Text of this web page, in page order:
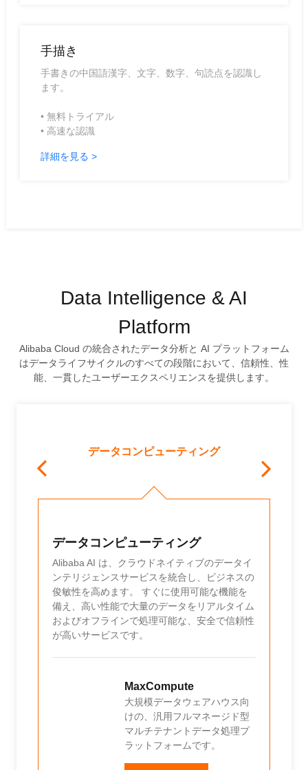
手描き
手書きの中国語漢字、文字、数字、句読点を認識し
ます。
• 無料トライアル
• 高速な認識
詳細を見る >
Data Intelligence & AI
Platform
Alibaba Cloud の統合されたデータ分析と AI プラットフォーム
はデータライフサイクルのすべての段階において、信頼性、性
能、一貫したユーザーエクスペリエンスを提供します。
データコンピューティング
データコンピューティング
Alibaba AI は、クラウドネイティブのデータイ
ンテリジェンスサービスを統合し、ビジネスの
俊敏性を高めます。 すぐに使用可能な機能を
備え、高い性能で大量のデータをリアルタイム
およびオフラインで処理可能な、安全で信頼性
が高いサービスです。
MaxCompute
大規模データウェアハウス向
けの、汎用フルマネージド型
マルチテナントデータ処理プ
ラットフォームです。